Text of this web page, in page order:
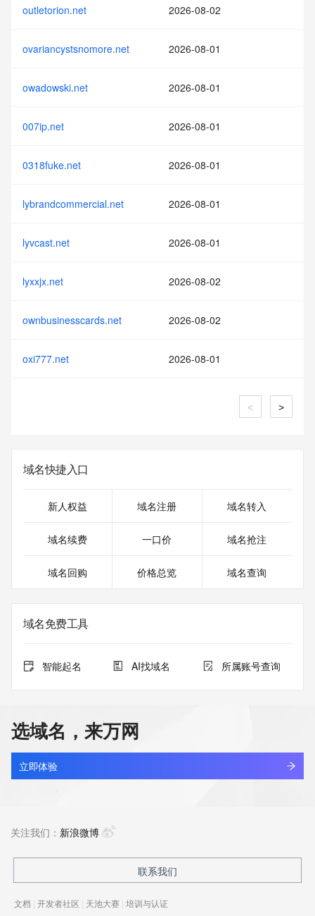
outletorion.net 2026-08-02
ovariancystsnomore.net 2026-08-01
owadowski.net 2026-08-01
007ip.net 2026-08-01
0318fuke.net 2026-08-01
lybrandcommercial.net 2026-08-01
lyvcast.net 2026-08-01
lyxxjx.net 2026-08-02
ownbusinesscards.net 2026-08-02
oxi777.net 2026-08-01
< >
域名快捷入口
新人权益 域名注册 域名转入
域名续费 一口价 域名抢注
域名回购 价格总览 域名查询
域名免费工具
智能起名 AI找域名 所属账号查询
选域名，来万网
立即体验
关注我们： 新浪微博
联系我们
文档 | 开发者社区 | 天池大赛 | 培训与认证